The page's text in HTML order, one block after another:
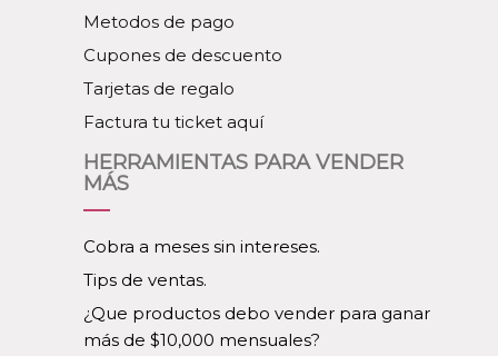
Metodos de pago
Cupones de descuento
Tarjetas de regalo
Factura tu ticket aquí
HERRAMIENTAS PARA VENDER
MÁS
Cobra a meses sin intereses.
Tips de ventas.
¿Que productos debo vender para ganar
más de $10,000 mensuales?